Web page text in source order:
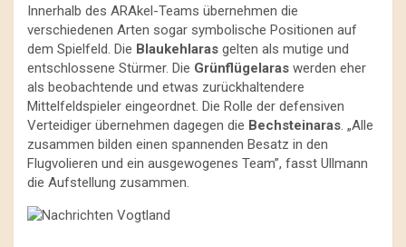
Innerhalb des ARAkel-Teams übernehmen die
verschiedenen Arten sogar symbolische Positionen auf
dem Spielfeld. Die Blaukehlaras gelten als mutige und
entschlossene Stürmer. Die Grünflügelaras werden eher
als beobachtende und etwas zurückhaltendere
Mittelfeldspieler eingeordnet. Die Rolle der defensiven
Verteidiger übernehmen dagegen die Bechsteinaras. „Alle
zusammen bilden einen spannenden Besatz in den
Flugvolieren und ein ausgewogenes Team”, fasst Ullmann
die Aufstellung zusammen.